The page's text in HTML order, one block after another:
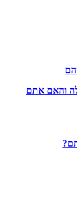
והאם אתם